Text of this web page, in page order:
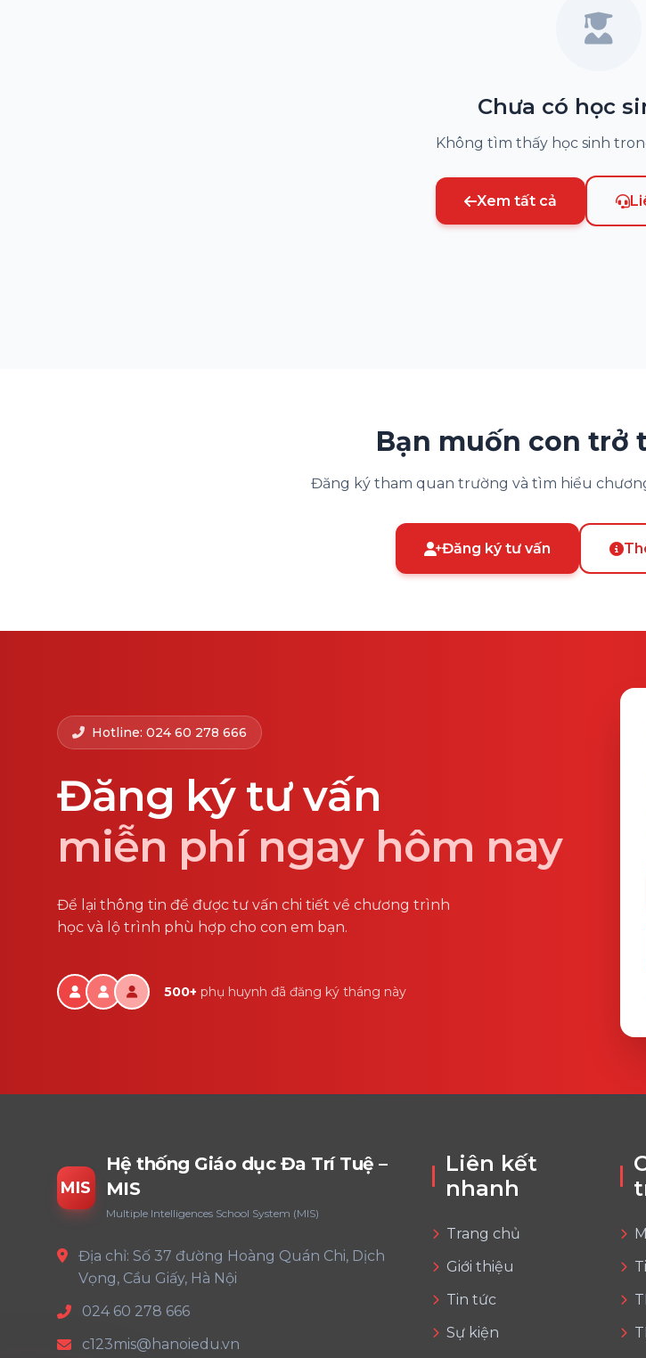
Chưa có học
Không tìm thấy học sinh
Xem tất cả
Bạn muốn con trở
Đăng ký tham quan trường và tìm hiểu
Đăng ký tư vấn
Hotline: 024 60 278 666
Đăng ký tư vấn
miễn phí ngay hôm nay
Để lại thông tin để được tư vấn chi tiết về chương trình
học và lộ trình phù hợp cho con em bạn.
500+ phụ huynh đã đăng ký tháng này
MIS
Hệ thống Giáo dục Đa Trí Tuệ –
MIS
Multiple Intelligences School System (MIS)
Địa chỉ: Số 37 đường Hoàng Quán Chi, Dịch
Vọng, Cầu Giấy, Hà Nội
024 60 278 666
c123mis@hanoiedu.vn
Liên kết
nhanh
Trang chủ
Giới thiệu
Tin tức
Sự kiện